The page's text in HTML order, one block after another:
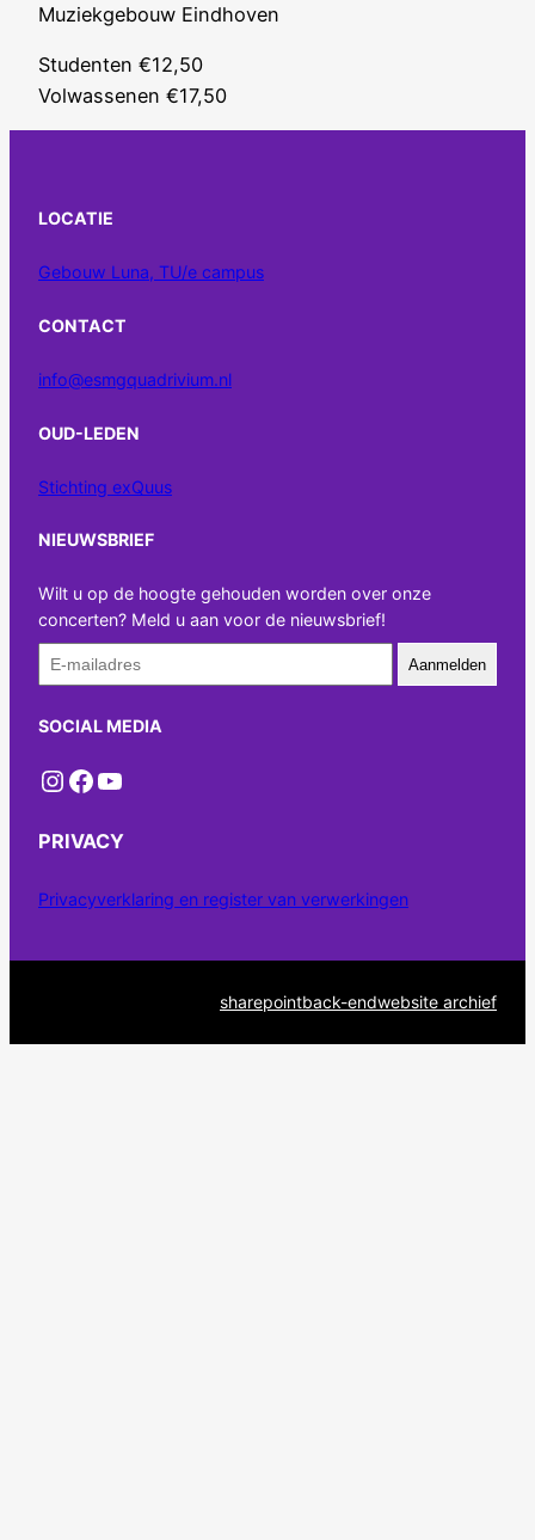
Muziekgebouw Eindhoven
Studenten €12,50
Volwassenen €17,50
LOCATIE
Gebouw Luna, TU/e campus
CONTACT
info@esmgquadrivium.nl
OUD-LEDEN
Stichting exQuus
NIEUWSBRIEF
Wilt u op de hoogte gehouden worden over onze
concerten? Meld u aan voor de nieuwsbrief!
Aanmelden
SOCIAL MEDIA
Instagram Facebook YouTube
PRIVACY
Privacyverklaring en register van verwerkingen
sharepointback-endwebsite archief